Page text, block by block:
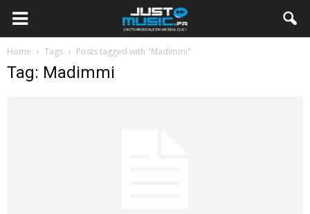
Home Tags Posts tagged with "Madimmi"
Tag: Madimmi